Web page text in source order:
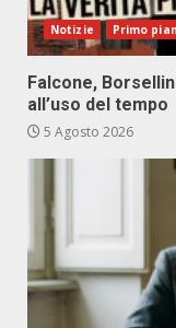
Notizie Primo
Falcone,
all’uso del tempo
5 Agosto 2026